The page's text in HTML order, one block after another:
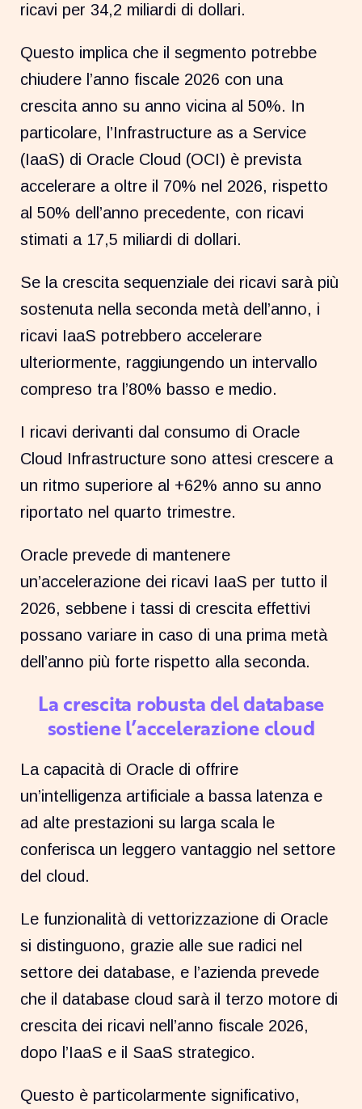
ricavi per 34,2 miliardi di dollari.
Questo implica che il segmento potrebbe
chiudere l’anno fiscale 2026 con una
crescita anno su anno vicina al 50%. In
particolare, l’Infrastructure as a Service
(IaaS) di Oracle Cloud (OCI) è prevista
accelerare a oltre il 70% nel 2026, rispetto
al 50% dell’anno precedente, con ricavi
stimati a 17,5 miliardi di dollari.
Se la crescita sequenziale dei ricavi sarà più
sostenuta nella seconda metà dell’anno, i
ricavi IaaS potrebbero accelerare
ulteriormente, raggiungendo un intervallo
compreso tra l’80% basso e medio.
I ricavi derivanti dal consumo di Oracle
Cloud Infrastructure sono attesi crescere a
un ritmo superiore al +62% anno su anno
riportato nel quarto trimestre.
Oracle prevede di mantenere
un’accelerazione dei ricavi IaaS per tutto il
2026, sebbene i tassi di crescita effettivi
possano variare in caso di una prima metà
dell’anno più forte rispetto alla seconda.
La crescita robusta del database
sostiene l’accelerazione cloud
La capacità di Oracle di offrire
un’intelligenza artificiale a bassa latenza e
ad alte prestazioni su larga scala le
conferisca un leggero vantaggio nel settore
del cloud.
Le funzionalità di vettorizzazione di Oracle
si distinguono, grazie alle sue radici nel
settore dei database, e l’azienda prevede
che il database cloud sarà il terzo motore di
crescita dei ricavi nell’anno fiscale 2026,
dopo l’IaaS e il SaaS strategico.
Questo è particolarmente significativo,